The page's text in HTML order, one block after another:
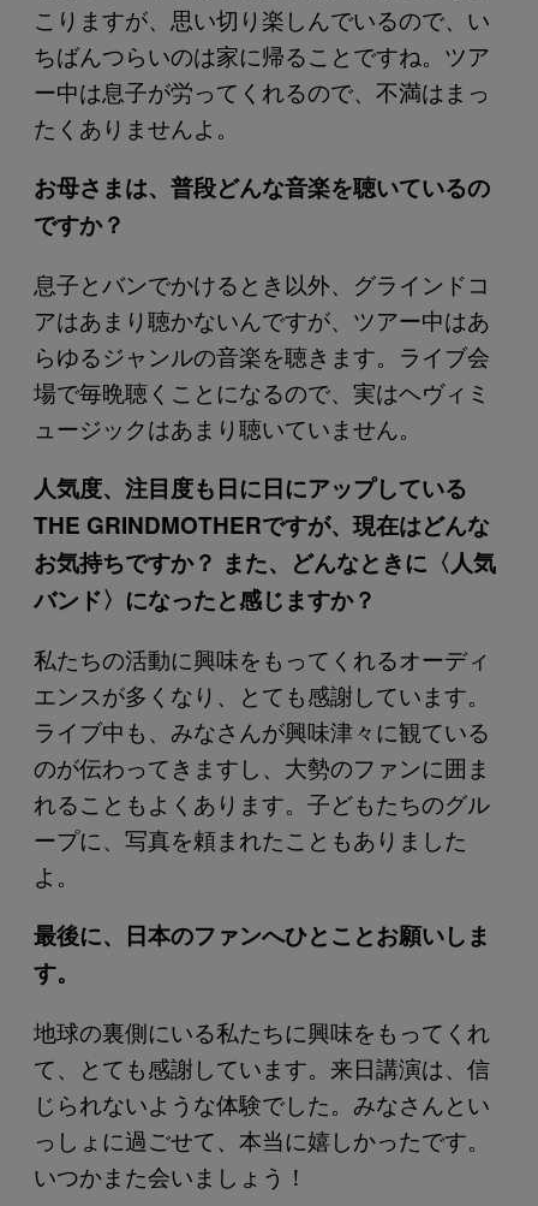
こりますが、思い切り楽しんでいるので、い
ちばんつらいのは家に帰ることですね。ツア
ー中は息子が労ってくれるので、不満はまっ
たくありませんよ。
お母さまは、普段どんな音楽を聴いているの
ですか？
息子とバンでかけるとき以外、グラインドコ
アはあまり聴かないんですが、ツアー中はあ
らゆるジャンルの音楽を聴きます。ライブ会
場で毎晩聴くことになるので、実はヘヴィミ
ュージックはあまり聴いていません。
人気度、注目度も日に日にアップしている
THE GRINDMOTHERですが、現在はどんな
お気持ちですか？ また、どんなときに〈人気
バンド〉になったと感じますか？
私たちの活動に興味をもってくれるオーディ
エンスが多くなり、とても感謝しています。
ライブ中も、みなさんが興味津々に観ている
のが伝わってきますし、大勢のファンに囲ま
れることもよくあります。子どもたちのグル
ープに、写真を頼まれたこともありました
よ。
最後に、日本のファンへひとことお願いしま
す。
地球の裏側にいる私たちに興味をもってくれ
て、とても感謝しています。来日講演は、信
じられないような体験でした。みなさんとい
っしょに過ごせて、本当に嬉しかったです。
いつかまた会いましょう！